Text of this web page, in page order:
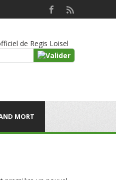
de Regis Loisel
MORT